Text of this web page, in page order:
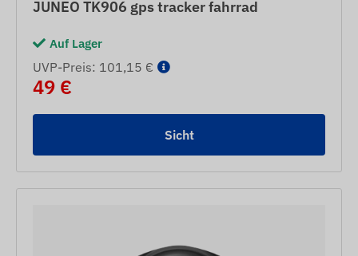
JUNEO TK906 gps tracker fahrrad
Auf Lager
UVP-Preis: 101,15 €
49 €
Sicht